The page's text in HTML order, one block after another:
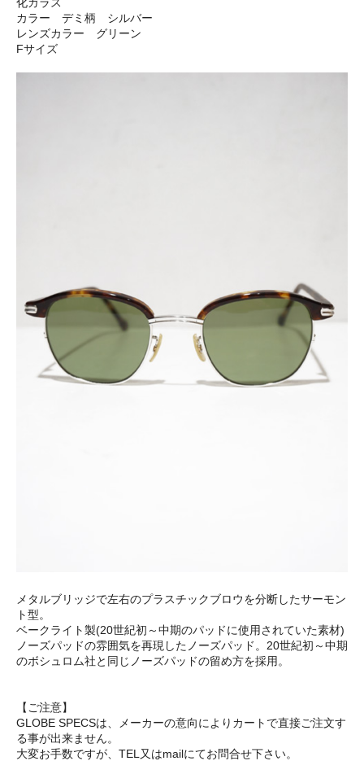
カラー デミ柄 シルバー
レンズカラー グリーン
Fサイズ
メタルブリッジで左右のプラスチックブロウを分断したサーモン
ト型。
ベークライト製(20世紀初～中期のパッドに使用されていた素材)
ノーズパッドの雰囲気を再現したノーズパッド。20世紀初～中期
のボシュロム社と同じノーズパッドの留め方を採用。
【ご注意】
GLOBE SPECSは、メーカーの意向によりカートで直接ご注文す
る事が出来ません。
大変お手数ですが、TEL又はmailにてお問合せ下さい。